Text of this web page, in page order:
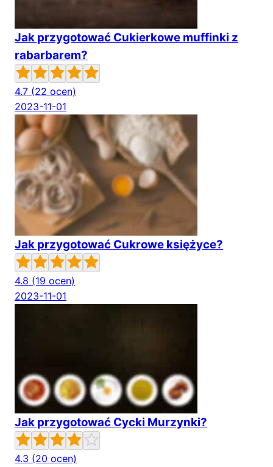
Jak przygotować Cukierkowe muffinki z
rabarbarem?
4.7 (22 ocen)
2023-11-01
Jak przygotować Cukrowe księżyce?
4.8 (19 ocen)
2023-11-01
Jak przygotować Cycki Murzynki?
4.3 (20 ocen)